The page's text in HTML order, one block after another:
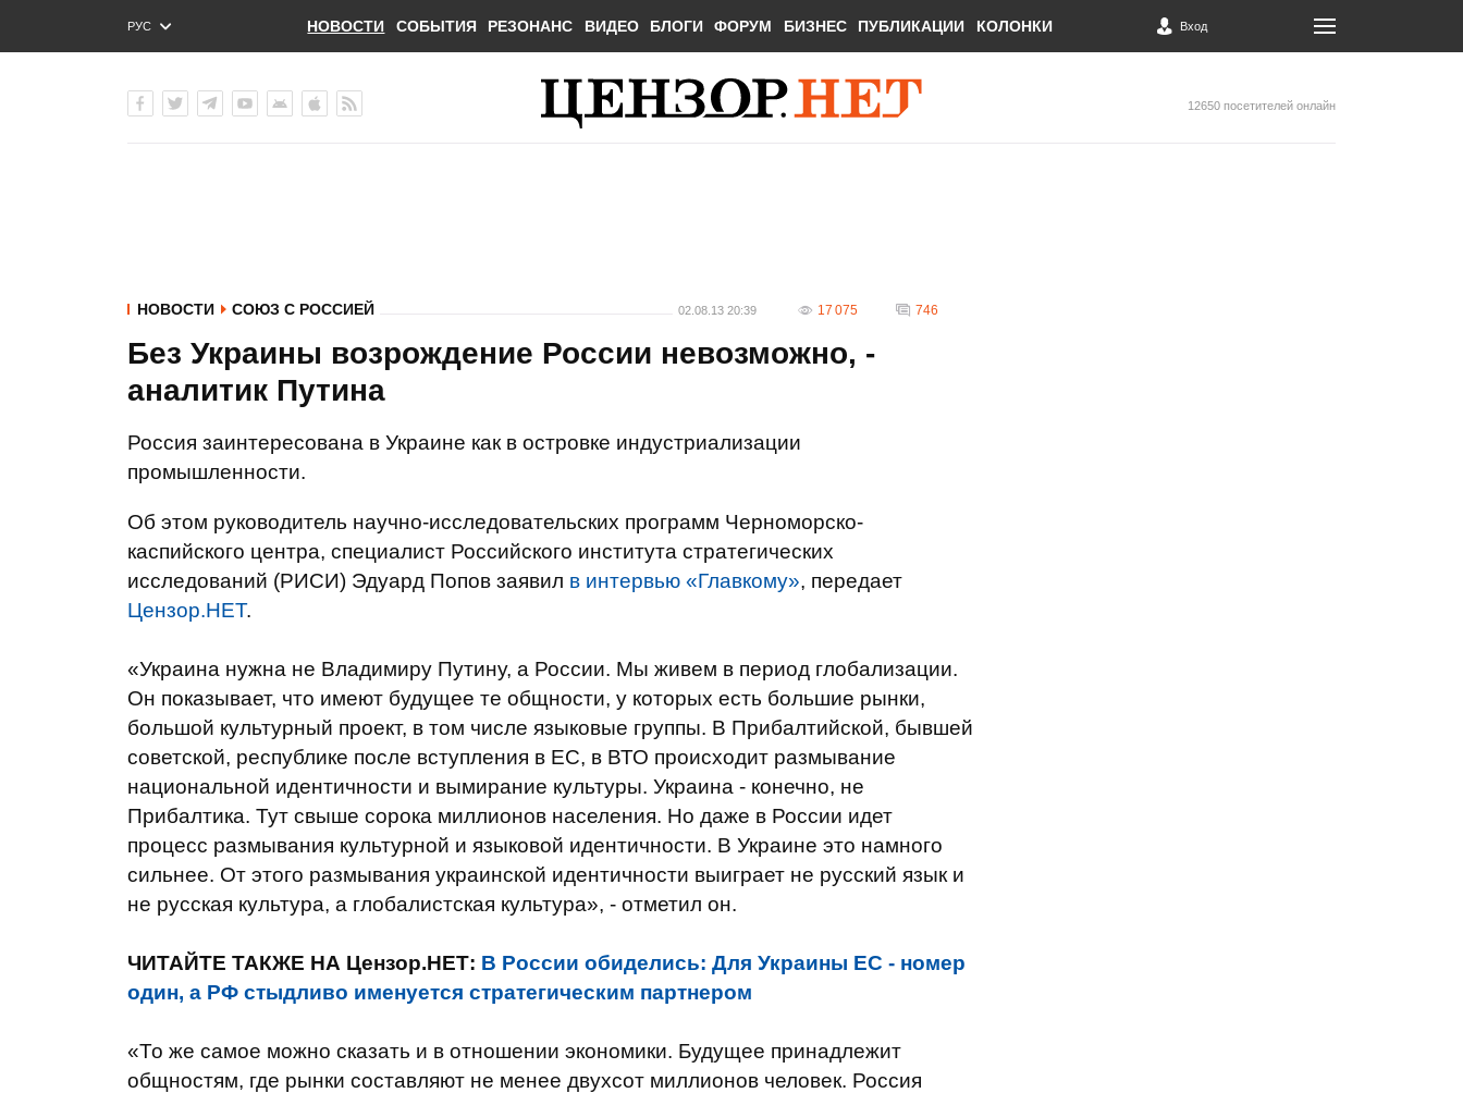
РУС
ENG
НОВОСТИ СОБЫТИЯ РЕЗОНАНС ВИДЕО БЛОГИ ФОРУМ БИЗНЕС ПУБЛИКАЦИИ КОЛОНКИ Вход
12650 посетителей онлайн
НОВОСТИ СОЮЗ С РОССИЕЙ 02.08.13 20:39 17 075 746
Без Украины возрождение России невозможно, -
аналитик Путина
Россия заинтересована в Украине как в островке индустриализации
промышленности.
Об этом руководитель научно-исследовательских программ Черноморско-
каспийского центра, специалист Российского института стратегических
исследований (РИСИ) Эдуард Попов заявил в интервью «Главкому», передает
Цензор.НЕТ.
«Украина нужна не Владимиру Путину, а России. Мы живем в период глобализации.
Он показывает, что имеют будущее те общности, у которых есть большие рынки,
большой культурный проект, в том числе языковые группы. В Прибалтийской, бывшей
советской, республике после вступления в ЕС, в ВТО происходит размывание
национальной идентичности и вымирание культуры. Украина - конечно, не
Прибалтика. Тут свыше сорока миллионов населения. Но даже в России идет
процесс размывания культурной и языковой идентичности. В Украине это намного
сильнее. От этого размывания украинской идентичности выиграет не русский язык и
не русская культура, а глобалистская культура», - отметил он.
ЧИТАЙТЕ ТАКЖЕ НА Цензор.НЕТ: В России обиделись: Для Украины ЕС - номер
один, а РФ стыдливо именуется стратегическим партнером
«То же самое можно сказать и в отношении экономики. Будущее принадлежит
общностям, где рынки составляют не менее двухсот миллионов человек. Россия